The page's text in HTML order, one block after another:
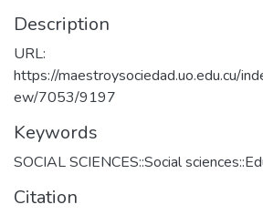
Description
URL:
https://maestroysociedad.uo.edu.cu/
ew/7053/9197
Keywords
SOCIAL SCIENCES::Social
Citation